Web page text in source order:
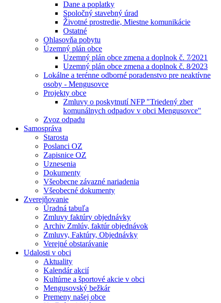
Dane a poplatky
Spoločný stavebný úrad
Životné prostredie, Miestne komunikácie
Ostatné
Ohlasovňa pobytu
Územný plán obce
Uzemný plán obce zmena a doplnok č. 7⁄2021
Uzemný plán obce zmena a doplnok č. 8⁄2023
Lokálne a terénne odborné poradenstvo pre neaktívne
osoby - Mengusovce
Projekty obce
Zmluvy o poskytnutí NFP "Triedený zber
komunálnych odpadov v obci Mengusovce"
Zvoz odpadu
Samospráva
Starosta
Poslanci OZ
Zapisnice OZ
Uznesenia
Dokumenty
Všeobecne závazné nariadenia
Všeobecné dokumenty
Zverejňovanie
Úradná tabuľa
Zmluvy faktúry objednávky
Archiv Zmlúv, faktúr objednávok
Zmluvy, Faktúry, Objednávky
Verejné obstarávanie
Udalosti v obci
Aktuality
Kalendár akcií
Kultúrne a športové akcie v obci
Mengusovský bežkár
Premeny našej obce